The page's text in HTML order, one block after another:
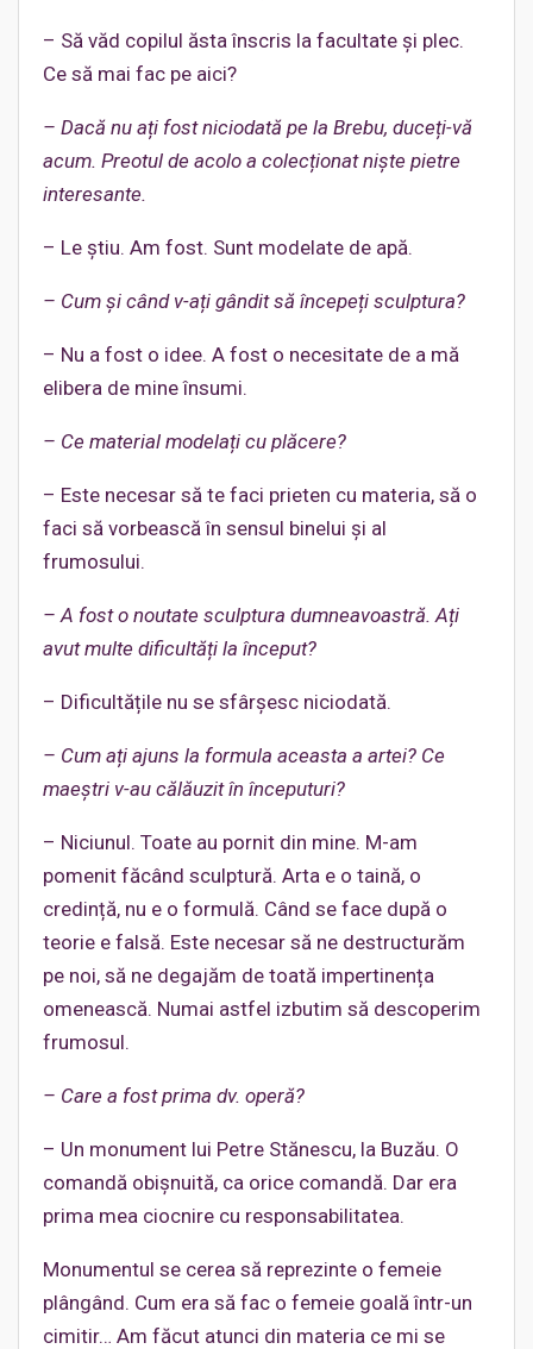
– Să văd copilul ăsta înscris la facultate și plec.
Ce să mai fac pe aici?
– Dacă nu ați fost niciodată pe la Brebu, duceți-vă
acum. Preotul de acolo a colecționat niște pietre
interesante.
– Le știu. Am fost. Sunt modelate de apă.
– Cum și când v-ați gândit să începeți sculptura?
– Nu a fost o idee. A fost o necesitate de a mă
elibera de mine însumi.
– Ce material modelați cu plăcere?
– Este necesar să te faci prieten cu materia, să o
faci să vorbească în sensul binelui și al
frumosului.
– A fost o noutate sculptura dumneavoastră. Ați
avut multe dificultăți la început?
– Dificultățile nu se sfârșesc niciodată.
– Cum ați ajuns la formula aceasta a artei? Ce
maeștri v-au călăuzit în începuturi?
– Niciunul. Toate au pornit din mine. M-am
pomenit făcând sculptură. Arta e o taină, o
credință, nu e o formulă. Când se face după o
teorie e falsă. Este necesar să ne destructurăm
pe noi, să ne degajăm de toată impertinența
omenească. Numai astfel izbutim să descoperim
frumosul.
– Care a fost prima dv. operă?
– Un monument lui Petre Stănescu, la Buzău. O
comandă obișnuită, ca orice comandă. Dar era
prima mea ciocnire cu responsabilitatea.
Monumentul se cerea să reprezinte o femeie
plângând. Cum era să fac o femeie goală într-un
cimitir… Am făcut atunci din materia ce mi se